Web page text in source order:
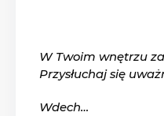
W Twoim wnętrzu
Przysłuchaj się
Wdech…